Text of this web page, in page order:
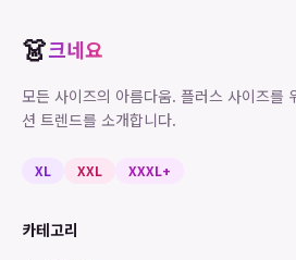
👗크네요
모든 사이즈의 아름다움. 플러스 사이즈를
션 트렌드를 소개합니다.
XL XXL XXXL+
카테고리